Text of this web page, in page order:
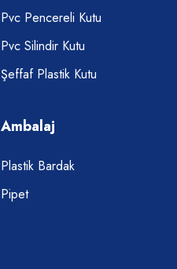
Pvc Pencereli Kutu
Pvc Silindir Kutu
Şeffaf Plastik Kutu
Ambalaj
Plastik Bardak
Pipet